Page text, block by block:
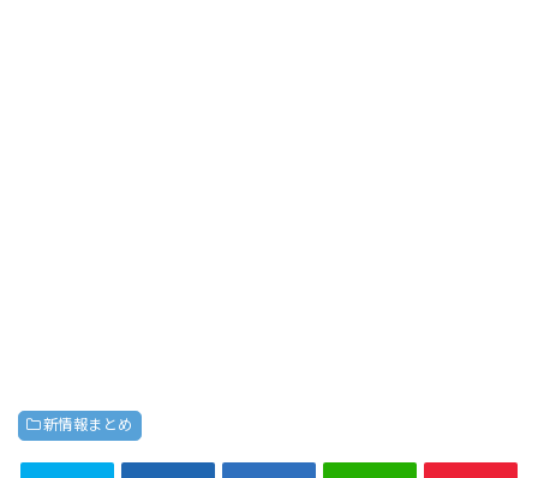
新情報まとめ